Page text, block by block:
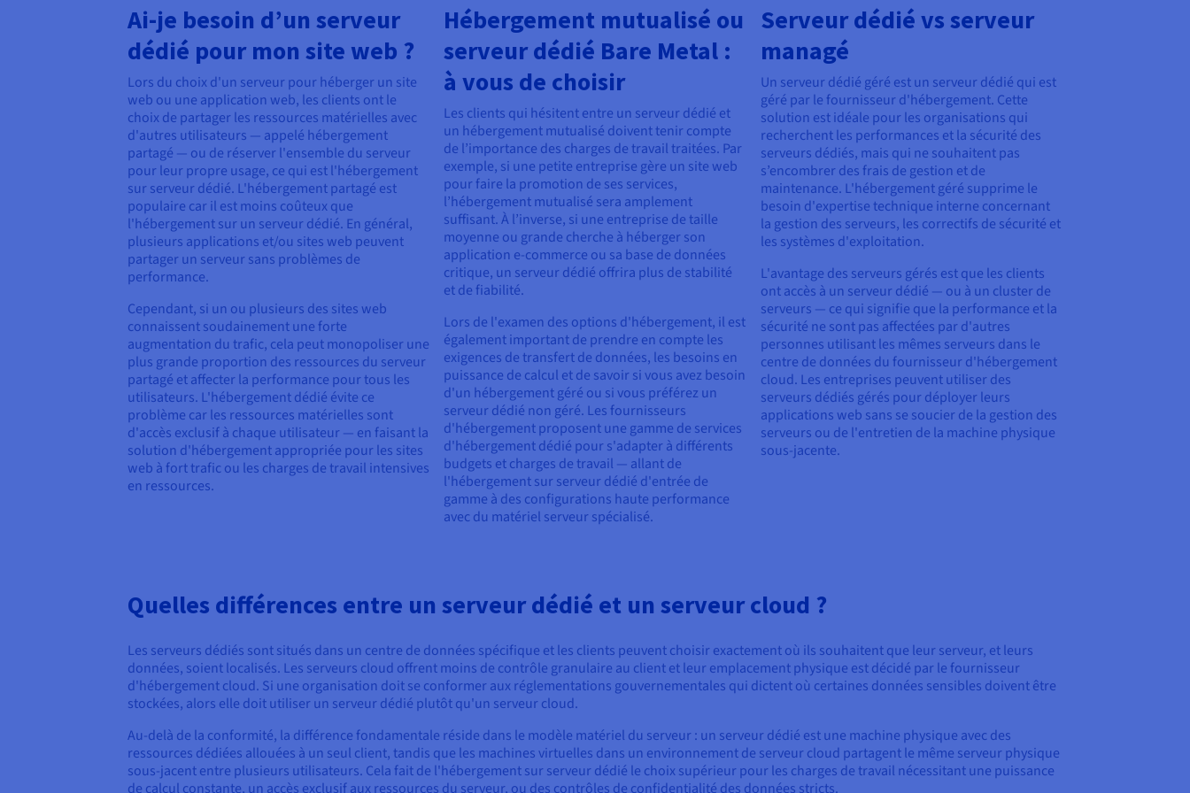
Ai-je besoin d’un serveur
dédié pour mon site web ?
Lors du choix d'un serveur pour héberger un site
web ou une application web, les clients ont le
choix de partager les ressources matérielles avec
d'autres utilisateurs — appelé hébergement
partagé — ou de réserver l'ensemble du serveur
pour leur propre usage, ce qui est l'hébergement
sur serveur dédié. L'hébergement partagé est
populaire car il est moins coûteux que
l'hébergement sur un serveur dédié. En général,
plusieurs applications et/ou sites web peuvent
partager un serveur sans problèmes de
performance.
Cependant, si un ou plusieurs des sites web
connaissent soudainement une forte
augmentation du trafic, cela peut monopoliser une
plus grande proportion des ressources du serveur
partagé et affecter la performance pour tous les
utilisateurs. L'hébergement dédié évite ce
problème car les ressources matérielles sont
d'accès exclusif à chaque utilisateur — en faisant la
solution d'hébergement appropriée pour les sites
web à fort trafic ou les charges de travail intensives
en ressources.
Hébergement mutualisé ou
serveur dédié Bare Metal :
à vous de choisir
Les clients qui hésitent entre un serveur dédié et
un hébergement mutualisé doivent tenir compte
de l’importance des charges de travail traitées. Par
exemple, si une petite entreprise gère un site web
pour faire la promotion de ses services,
l’hébergement mutualisé sera amplement
suffisant. À l’inverse, si une entreprise de taille
moyenne ou grande cherche à héberger son
application e-commerce ou sa base de données
critique, un serveur dédié offrira plus de stabilité
et de fiabilité.
Lors de l'examen des options d'hébergement, il est
également important de prendre en compte les
exigences de transfert de données, les besoins en
puissance de calcul et de savoir si vous avez besoin
d'un hébergement géré ou si vous préférez un
serveur dédié non géré. Les fournisseurs
d'hébergement proposent une gamme de services
d'hébergement dédié pour s'adapter à différents
budgets et charges de travail — allant de
l'hébergement sur serveur dédié d'entrée de
gamme à des configurations haute performance
avec du matériel serveur spécialisé.
Serveur dédié vs serveur
managé
Un serveur dédié géré est un serveur dédié qui est
géré par le fournisseur d'hébergement. Cette
solution est idéale pour les organisations qui
recherchent les performances et la sécurité des
serveurs dédiés, mais qui ne souhaitent pas
s’encombrer des frais de gestion et de
maintenance. L'hébergement géré supprime le
besoin d'expertise technique interne concernant
la gestion des serveurs, les correctifs de sécurité et
les systèmes d'exploitation.
L'avantage des serveurs gérés est que les clients
ont accès à un serveur dédié — ou à un cluster de
serveurs — ce qui signifie que la performance et la
sécurité ne sont pas affectées par d'autres
personnes utilisant les mêmes serveurs dans le
centre de données du fournisseur d'hébergement
cloud. Les entreprises peuvent utiliser des
serveurs dédiés gérés pour déployer leurs
applications web sans se soucier de la gestion des
serveurs ou de l'entretien de la machine physique
sous-jacente.
Quelles différences entre un serveur dédié et un serveur cloud ?
Les serveurs dédiés sont situés dans un centre de données spécifique et les clients peuvent choisir exactement où ils souhaitent que leur serveur, et leurs
données, soient localisés. Les serveurs cloud offrent moins de contrôle granulaire au client et leur emplacement physique est décidé par le fournisseur
d'hébergement cloud. Si une organisation doit se conformer aux réglementations gouvernementales qui dictent où certaines données sensibles doivent être
stockées, alors elle doit utiliser un serveur dédié plutôt qu'un serveur cloud.
Au-delà de la conformité, la différence fondamentale réside dans le modèle matériel du serveur : un serveur dédié est une machine physique avec des
ressources dédiées allouées à un seul client, tandis que les machines virtuelles dans un environnement de serveur cloud partagent le même serveur physique
sous-jacent entre plusieurs utilisateurs. Cela fait de l'hébergement sur serveur dédié le choix supérieur pour les charges de travail nécessitant une puissance
de calcul constante, un accès exclusif aux ressources du serveur, ou des contrôles de confidentialité des données stricts.